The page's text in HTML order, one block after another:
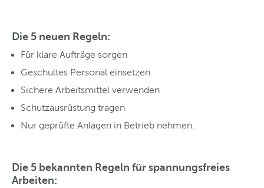
Die 5 neuen Regeln:
Für klare Aufträge sorgen
Geschultes Personal einsetzen
Sichere Arbeitsmittel verwenden
Schutzausrüstung tragen
Nur geprüfte Anlagen in Betrieb nehmen.
Die 5 bekannten Regeln für spannungsfreies
Arbeiten: